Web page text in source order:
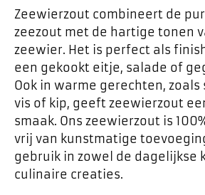
Zeewierzout combineert de
zeezout met de hartige tonen
zeewier. Het is perfect als
een gekookt eitje, salade of
Ook in warme gerechten, zoals
vis of kip, geeft zeewierzout
smaak. Ons zeewierzout is
vrij van kunstmatige
gebruik in zowel de dagelijkse
culinaire creaties.